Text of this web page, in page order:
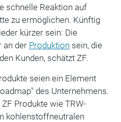
schnelle Reaktion auf
zu ermöglichen. Künftig
kürzer sein: Die
an der Produktion sein, die
Kunden, schätzt ZF.
seien ein Element
des Unternehmens.
Produkte wie TRW-
kohlenstoffneutralen